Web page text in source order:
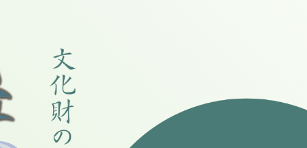
あをによし賞」公式サイト（以下「本サイト」としま
の上、ご利用して頂くものとします。